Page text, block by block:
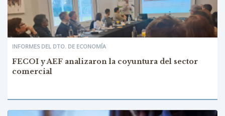
INFORMES DEL DTO. DE ECONOMÍA
FECOI y AEF analizaron la coyuntura del sector
comercial